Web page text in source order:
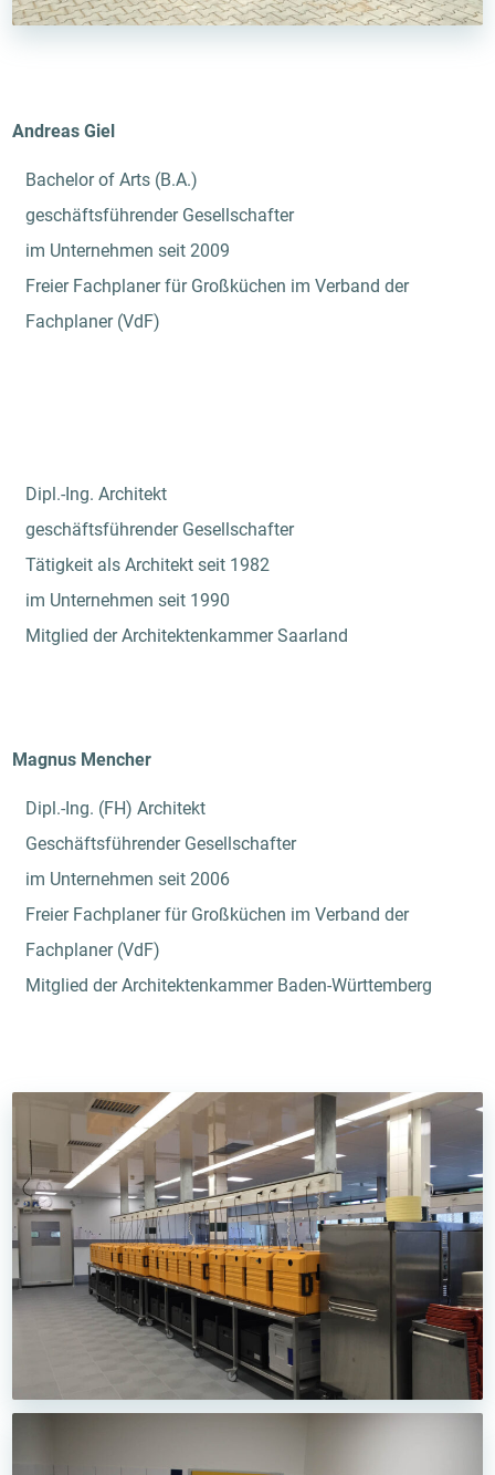
Andreas Giel
Bachelor of Arts (B.A.)
geschäftsführender Gesellschafter
im Unternehmen seit 2009
Freier Fachplaner für Großküchen im Verband der
Fachplaner (VdF)
Dipl.-Ing. Architekt
geschäftsführender Gesellschafter
Tätigkeit als Architekt seit 1982
im Unternehmen seit 1990
Mitglied der Architektenkammer Saarland
Magnus Mencher
Dipl.-Ing. (FH) Architekt
Geschäftsführender Gesellschafter
im Unternehmen seit 2006
Freier Fachplaner für Großküchen im Verband der
Fachplaner (VdF)
Mitglied der Architektenkammer Baden-Württemberg